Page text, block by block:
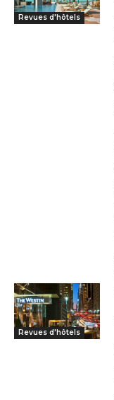
Revues d'hôtels
Revues d'hôtels